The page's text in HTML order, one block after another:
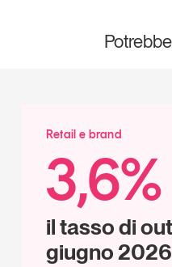
Retail e brand
3,6%
il tasso di
giugno 2026